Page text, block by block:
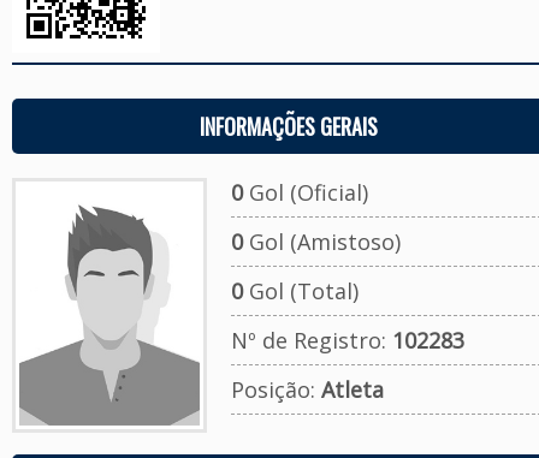
INFORMAÇÕES GERAIS
0Gol (Oficial)
0Gol (Amistoso)
0Gol (Total)
Nº de Registro: 102283
Posição: Atleta